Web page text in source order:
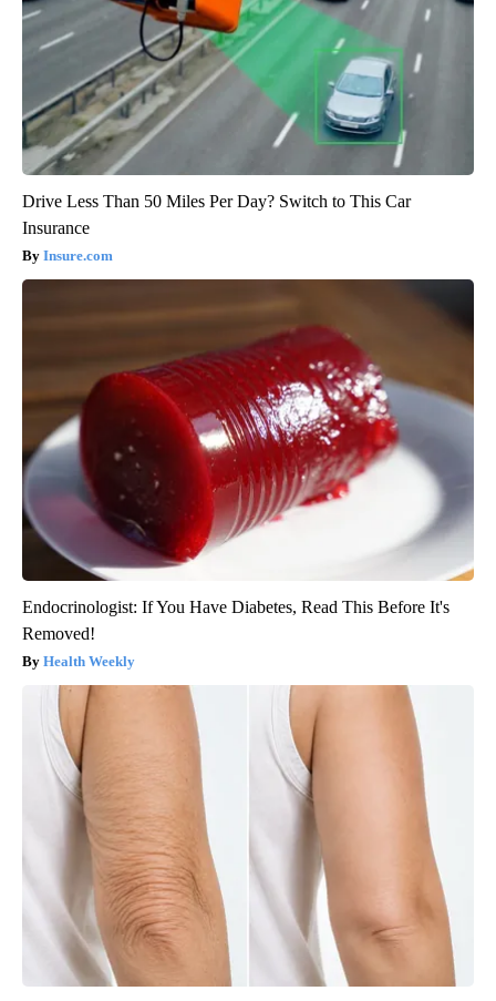
Drive Less Than 50 Miles Per Day? Switch to This Car
Insurance
Insure.com
Endocrinologist: If You Have Diabetes, Read This Before It's
Removed!
Health Weekly